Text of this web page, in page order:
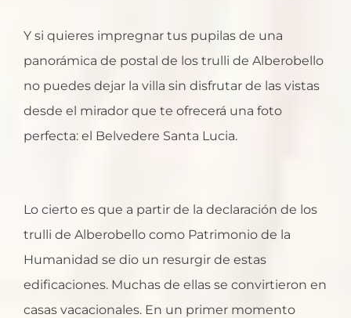
Y si quieres impregnar tus pupilas de una
panorámica de postal de los trulli de Alberobello
no puedes dejar la villa sin disfrutar de las vistas
desde el mirador que te ofrecerá una foto
perfecta: el Belvedere Santa Lucia.
Lo cierto es que a partir de la declaración de los
trulli de Alberobello como Patrimonio de la
Humanidad se dio un resurgir de estas
edificaciones. Muchas de ellas se convirtieron en
casas vacacionales. En un primer momento